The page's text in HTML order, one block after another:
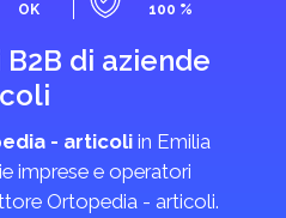
OK
100 %
di aziende
- articoli in Emilia
imprese e operatori
Ortopedia - articoli.